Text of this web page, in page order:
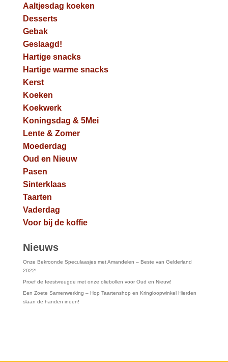
Aaltjesdag koeken
Desserts
Gebak
Geslaagd!
Hartige snacks
Hartige warme snacks
Kerst
Koeken
Koekwerk
Koningsdag & 5Mei
Lente & Zomer
Moederdag
Oud en Nieuw
Pasen
Sinterklaas
Taarten
Vaderdag
Voor bij de koffie
Nieuws
Onze Bekroonde Speculaasjes met Amandelen – Beste van Gelderland
2022!
Proef de feestvreugde met onze oliebollen voor Oud en Nieuw!
Een Zoete Samenwerking – Hop Taartenshop en Kringloopwinkel Hierden
slaan de handen ineen!